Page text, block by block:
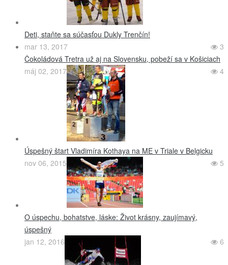
Deti, staňte sa súčasťou Dukly Trenčín!
mar 13, 2017
3
Čokoládová Tretra už aj na Slovensku, pobeží sa v Košiciach
máj 02, 2017
4
Úspešný štart Vladimíra Kothaya na ME v Triale v Belgicku
nov 06, 2015
5
O úspechu, bohatstve, láske: Život krásny, zaujímavý,
úspešný
jan 12, 2016
6